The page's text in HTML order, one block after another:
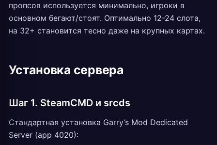
пропсов используется минимально, игроки в
основном бегают/стоят. Оптимально 12-24 слота,
на 32+ становится тесно даже на крупных картах.
Установка сервера
Шаг 1. SteamCMD и srcds
Стандартная установка Garry’s Mod Dedicated
Server (app 4020):